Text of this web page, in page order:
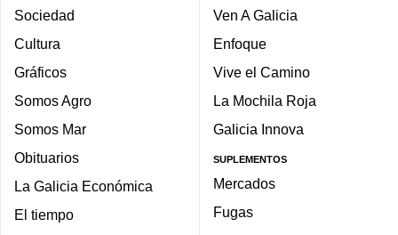
Sociedad
Cultura
Gráficos
Somos Agro
Somos Mar
Obituarios
La Galicia Económica
El tiempo
Ven A Galicia
Enfoque
Vive el Camino
La Mochila Roja
Galicia Innova
SUPLEMENTOS
Mercados
Fugas